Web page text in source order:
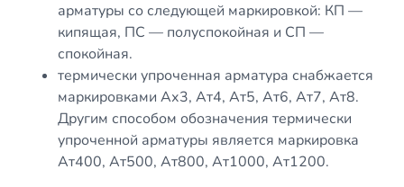
арматуры со следующей маркировкой: КП —
кипящая, ПС — полуспокойная и СП —
спокойная.
термически упроченная арматура снабжается
маркировками Ах3, Ат4, Ат5, Ат6, Ат7, Ат8.
Другим способом обозначения термически
упроченной арматуры является маркировка
Ат400, Ат500, Ат800, Ат1000, Ат1200.